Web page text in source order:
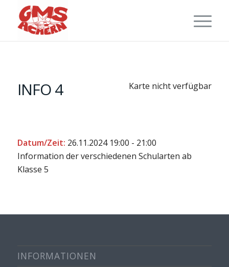
Karte nicht verfügbar
INFO 4
Datum/Zeit: 26.11.2024 19:00 - 21:00
Information der verschiedenen Schularten ab
Klasse 5
INFORMATIONEN